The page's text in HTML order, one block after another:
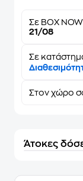
Σε BOX
21/08
Σε
Στον χώρο
Άτοκες